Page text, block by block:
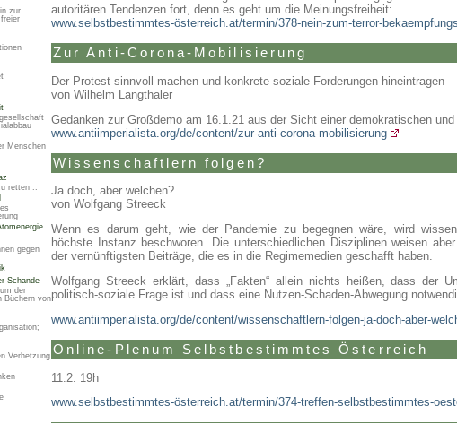
zur
Menschen
retten ..
gegen
Schande
der
Büchern von
Verhetzung
autoritären Tendenzen fort, denn es geht um die Meinungsfreiheit:
www.selbstbestimmtes-österreich.at/termin/378-nein-zum-terror-
Zur Anti-Corona-Mobilisierung
Der Protest sinnvoll machen und konkrete soziale Forderungen hineintragen
von Wilhelm Langthaler
Gedanken zur Großdemo am 16.1.21 aus der Sicht einer demokratischen
www.antiimperialista.org/de/content/zur-anti-corona-mobilisierung
Wissenschaftlern folgen?
Ja doch, aber welchen?
von Wolfgang Streeck
Wenn es darum geht, wie der Pandemie zu begegnen wäre, wird
höchste Instanz beschworen. Die unterschiedlichen Disziplinen weisen
der vernünftigsten Beiträge, die es in die Regimemedien geschafft haben.
Wolfgang Streeck erklärt, dass „Fakten“ allein nichts heißen, dass der
politisch-soziale Frage ist und dass eine Nutzen-Schaden-Abwegung
www.antiimperialista.org/de/content/wissenschaftlern-folgen-ja-doch-aber-
Online-Plenum Selbstbestimmtes Österreich
11.2. 19h
www.selbstbestimmtes-österreich.at/termin/374-treffen-selbstbestimmtes-